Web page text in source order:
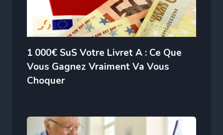
1 000€ SuS Votre Livret A : Ce Que
Vous Gagnez Vraiment Va Vous
Choquer